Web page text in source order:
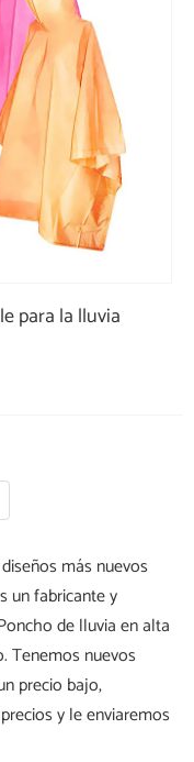
para la lluvia
más nuevos
un fabricante y
de lluvia en alta
Tenemos nuevos
precio bajo,
y le enviaremos